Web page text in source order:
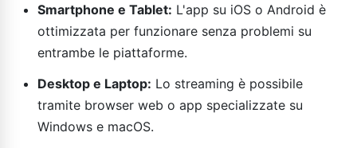
Smartphone e Tablet: L'app su iOS o Android è
ottimizzata per funzionare senza problemi su
entrambe le piattaforme.
Desktop e Laptop: Lo streaming è possibile
tramite browser web o app specializzate su
Windows e macOS.